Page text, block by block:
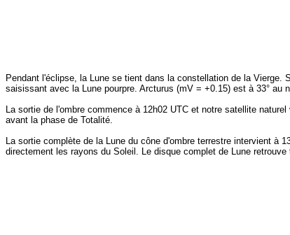
Pendant l'éclipse, la Lune se tient dans la constellation de la
saisissant avec la Lune pourpre. Arcturus (mV = +0.15) est à 33°
La sortie de l'ombre commence à 12h02 UTC et notre satellite
avant la phase de Totalité.
La sortie complète de la Lune du cône d'ombre terrestre intervient à
directement les rayons du Soleil. Le disque complet de Lune